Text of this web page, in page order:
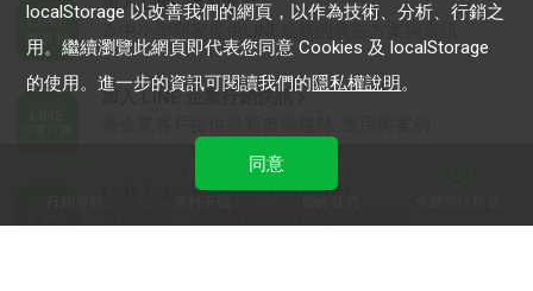
加入 LINE 企業行銷快訊
LINE Biz-Solutions YouTube
localStorage 以改善我們的網頁，以作為技術、分析、行銷之
用。繼續瀏覽此網頁即代表您同意 Cookies 及 localStorage
的使用。進一步的資訊可閱讀我們的隱私權說明。
同意